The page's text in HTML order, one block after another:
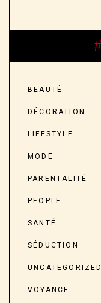
BEAUTÉ
DÉCORATION
LIFESTYLE
MODE
PARENTALITÉ
PEOPLE
SANTÉ
SÉDUCTION
UNCATEGORIZED
VOYANCE